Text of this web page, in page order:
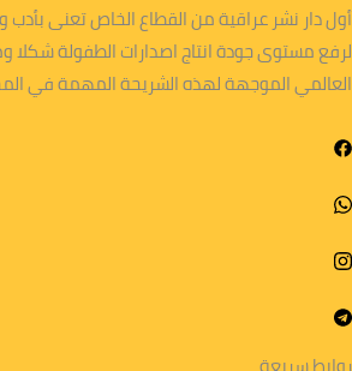
أول دار نشر عراقية من القطاع الخاص تعنى
لرفع مستوى جودة انتاج اصدارات الطفولة شكلا
العالمي الموجهة لهذه الشريحة المهمة في